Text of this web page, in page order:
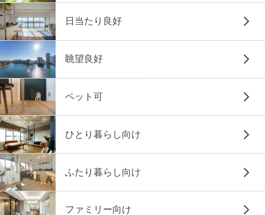
日当たり良好
眺望良好
ペット可
ひとり暮らし向け
ふたり暮らし向け
ファミリー向け